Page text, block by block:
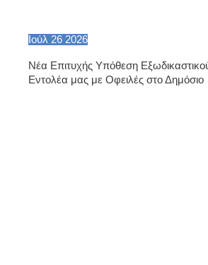
Ιούλ 26 2026
Νέα Επιτυχής Υπόθεση
Εντολέα μας με Οφειλές στο Δημόσιο